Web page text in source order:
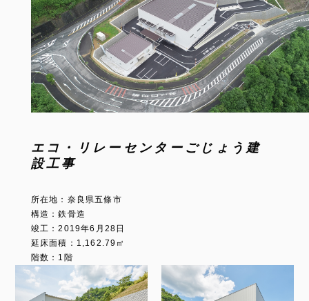
エコ・リレーセンターごじょう建
設工事
所在地：奈良県五條市
構造：鉄骨造
竣工：2019年6月28日
延床面積：1,162.79㎡
階数：1階